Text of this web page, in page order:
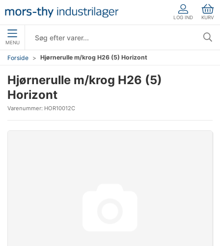
LOG IND KURV
MENU
Forside Hjørnerulle m/krog H26 (5) Horizont
Hjørnerulle m/krog H26 (5)
Horizont
Varenummer: HOR10012C